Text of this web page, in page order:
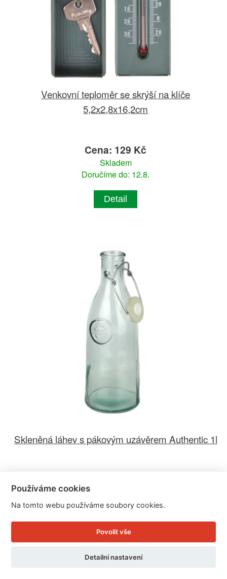
Venkovní teploměr se skrýší na klíče
5,2x2,8x16,2cm
Cena: 129 Kč
Skladem
Doručíme do: 12.8.
Detail
Skleněná láhev s pákovým uzávěrem Authentic 1l
Doručíme do: 12.8.
Detail
Používáme cookies
Na tomto webu používáme soubory cookies.
Povolit vše
Detailní nastavení